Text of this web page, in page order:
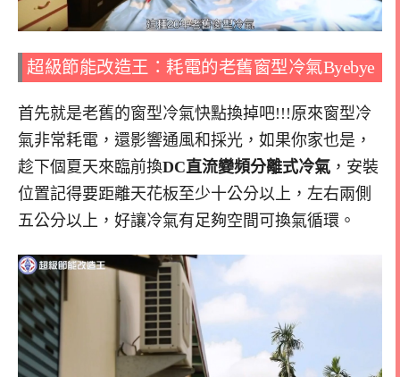
超級節能改造王：耗電的老舊窗型冷氣Byebye
首先就是老舊的窗型冷氣快點換掉吧!!!原來窗型冷
氣非常耗電，還影響通風和採光，如果你家也是，
趁下個夏天來臨前換DC直流變頻分離式冷氣 ，安裝
位置記得要距離天花板至少十公分以上，左右兩側
五公分以上，好讓冷氣有足夠空間可換氣循環。